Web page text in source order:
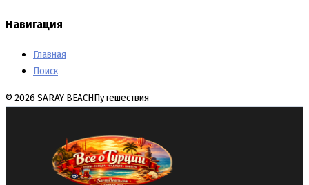
Навигация
Главная
Поиск
© 2026 SARAY BEACHПутешествия